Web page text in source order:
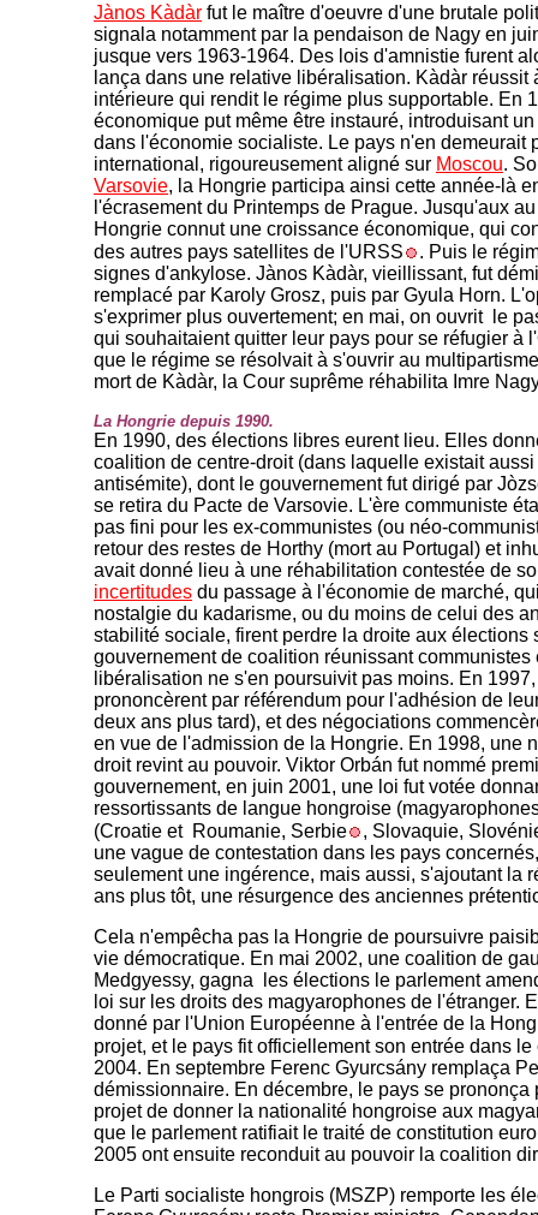
Jànos Kàdàr fut le maître d'oeuvre d'une brutale
signala notamment par la pendaison de Nagy en
jusque vers 1963-1964. Des lois d'amnistie furent
lança dans une relative libéralisation. Kàdàr réussit
intérieure qui rendit le régime plus supportable. En
économique put même être instauré, introduisant
dans l'économie socialiste. Le pays n'en demeurait
international, rigoureusement aligné sur Moscou.
Varsovie, la Hongrie participa ainsi cette année-là
l'écrasement du Printemps de Prague. Jusqu'aux
Hongrie connut une croissance économique, qui
des autres pays satellites de l'URSS
. Puis le
signes d'ankylose. Jànos Kàdàr, vieillissant, fut
remplacé par Karoly Grosz, puis par Gyula Horn.
s'exprimer plus ouvertement; en mai, on ouvrit le
qui souhaitaient quitter leur pays pour se réfugier à
que le régime se résolvait à s'ouvrir au
mort de Kàdàr, la Cour suprême réhabilita Imre
La Hongrie depuis 1990.
En 1990, des élections libres eurent lieu. Elles
coalition de centre-droit (dans laquelle existait
antisémite), dont le gouvernement fut dirigé par
se retira du Pacte de Varsovie. L'ère communiste
pas fini pour les ex-communistes (ou néo-
retour des restes de Horthy (mort au Portugal) et
avait donné lieu à une réhabilitation contestée de
incertitudes du passage à l'économie de marché,
nostalgie du kadarisme, ou du moins de celui des
stabilité sociale, firent perdre la droite aux élections
gouvernement de coalition réunissant communistes
libéralisation ne s'en poursuivit pas moins. En
prononcèrent par référendum pour l'adhésion de
deux ans plus tard), et des négociations
en vue de l'admission de la Hongrie. En 1998, une
droit revint au pouvoir. Viktor Orbán fut nommé
gouvernement, en juin 2001, une loi fut votée
ressortissants de langue hongroise
(Croatie et Roumanie, Serbie
, Slovaquie,
une vague de contestation dans les pays
seulement une ingérence, mais aussi, s'ajoutant la
ans plus tôt, une résurgence des anciennes
Cela n'empêcha pas la Hongrie de poursuivre
vie démocratique. En mai 2002, une coalition de
Medgyessy, gagna les élections le parlement
loi sur les droits des magyarophones de l'étranger.
donné par l'Union Européenne à l'entrée de la
projet, et le pays fit officiellement son entrée dans
2004. En septembre Ferenc Gyurcsány remplaça
démissionnaire. En décembre, le pays se prononça
projet de donner la nationalité hongroise aux
que le parlement ratifiait le traité de constitution
2005 ont ensuite reconduit au pouvoir la coalition
Le Parti socialiste hongrois (MSZP) remporte les